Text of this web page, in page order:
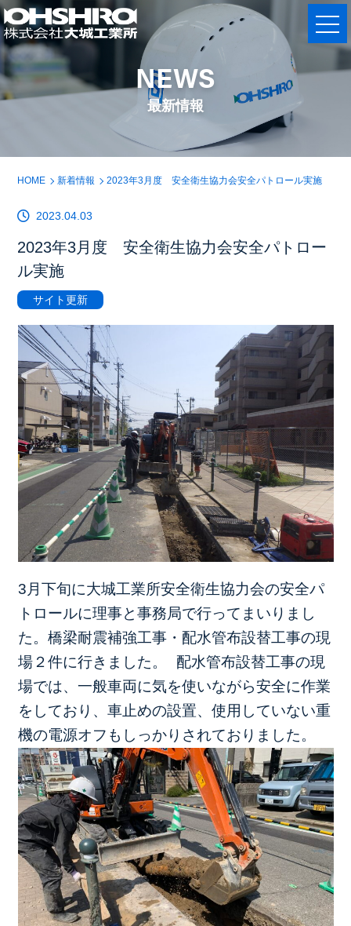
NEWS
最新情報
HOME 新着情報 2023年3月度 安全衛生協力会安全パトロール実施
2023.04.03
2023年3月度 安全衛生協力会安全パトロー
ル実施
サイト更新
3月下旬に大城工業所安全衛生協力会の安全パ
トロールに理事と事務局で行ってまいりまし
た。 橋梁耐震補強工事・配水管布設替工事の現
場２件に行きました。
配水管布設替工事の現
場では、一般車両に気を使いながら安全に作業
をしており、 車止めの設置、使用していない重
機の電源オフもしっかりされておりました。